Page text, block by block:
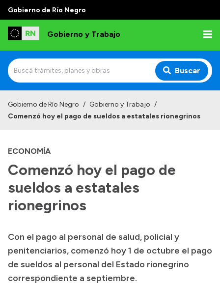
Gobierno de Río Negro
Gobierno y Trabajo
Buscar
Delegaciones
Normativa
Transparencia
Presupuesto
Boletín Oficial
Gobierno de Río Negro / Gobierno y Trabajo /
Comenzó hoy el pago de sueldos a estatales rionegrinos
ECONOMÍA
Comenzó hoy el pago de
sueldos a estatales
rionegrinos
Con el pago al personal de salud, policial y
penitenciarios, comenzó hoy 1 de octubre el pago
de sueldos al personal del Estado rionegrino
correspondiente a septiembre.